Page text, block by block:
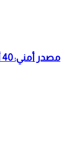
مصدر أمني: 40 ألف شخص اقتحموا سبتة